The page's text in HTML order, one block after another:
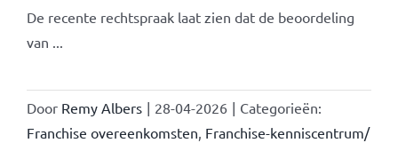
De recente rechtspraak laat zien dat de beoordeling
van ...
Door Remy Albers | 28-04-2026 | Categorieën:
Franchise overeenkomsten, Franchise-kenniscentrum/